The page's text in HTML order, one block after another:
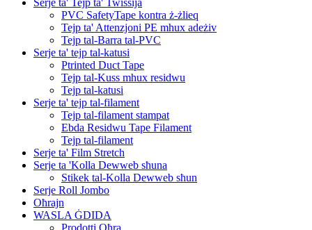
PVC SafetyTape kontra ż-żlieq
Tejp ta' Attenzjoni PE mhux adeżiv
Tejp tal-Barra tal-PVC
Serje ta' tejp tal-katusi
Ptrinted Duct Tape
Tejp tal-Kuss mhux residwu
Tejp tal-katusi
Serje ta' tejp tal-filament
Tejp tal-filament stampat
Ebda Residwu Tape Filament
Tejp tal-filament
Serje ta' Film Stretch
Serje ta 'Kolla Dewweb sħuna
Stikek tal-Kolla Dewweb sħun
Serje Roll Jombo
Oħrajn
WASLA ĠDIDA
Prodotti Oħra